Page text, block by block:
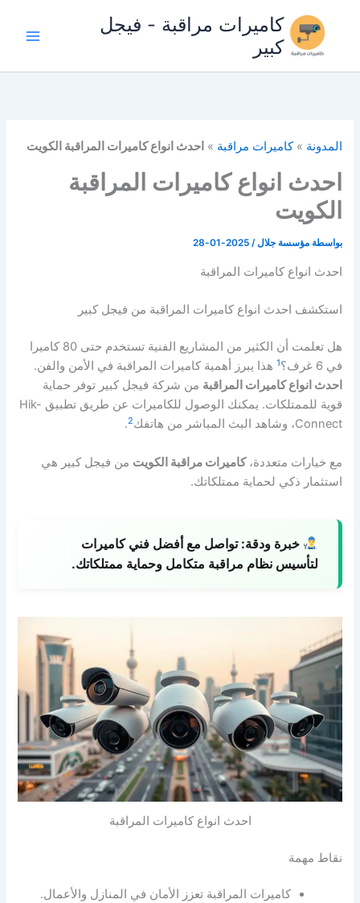
المحتوى
كاميرات مراقبة - فيجل
كبير
المدونة »كاميرات مراقبة » احدث انواع كاميرات المراقبة الكويت
احدث انواع كاميرات المراقبة
الكويت
بواسطة مؤسسة جلال/
2025-01-28
احدث انواع كاميرات المراقبة
استكشف احدث انواع كاميرات المراقبة من فيجل كبير
هل تعلمت أن الكثير من المشاريع الفنية تستخدم حتى 80 كاميرا
في 6 غرف؟
1 هذا يبرز أهمية كاميرات المراقبة في الأمن والفن.
احدث انواع كاميرات المراقبة من شركة فيجل كبير توفر حماية
قوية للممتلكات. يمكنك الوصول للكاميرات عن طريق تطبيق Hik-
Connect، وشاهد البث المباشر من هاتفك
2
.
مع خيارات متعددة،كاميرات مراقبة الكويت من فيجل كبير هي
استثمار ذكي لحماية ممتلكاتك.
خبرة ودقة: تواصل مع أفضل فني كاميرات
لتأسيس نظام مراقبة متكامل وحماية ممتلكاتك.
احدث انواع كاميرات المراقبة
نقاط مهمة
كاميرات المراقبة تعزز الأمان في المنازل والأعمال.